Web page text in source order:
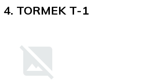
4. TORMEK T-1